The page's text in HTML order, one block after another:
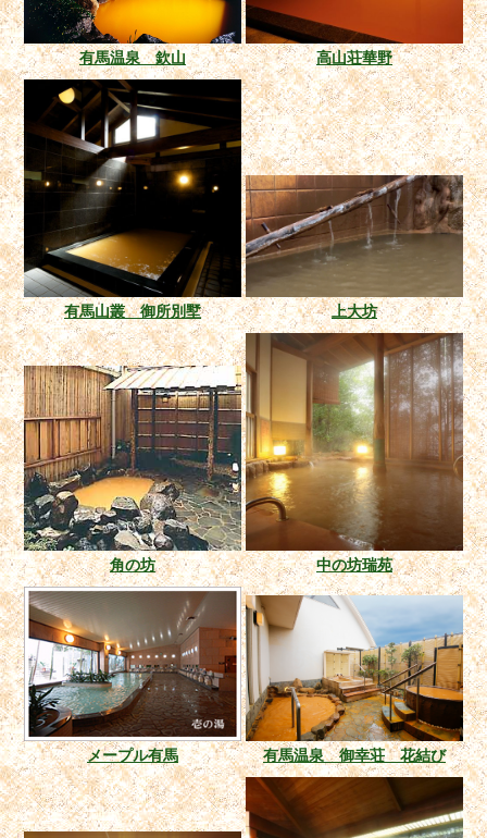
有馬温泉 欽山 高山荘華野
有馬山叢 御所別墅 上大坊
角の坊 中の坊瑞苑
メープル有馬 有馬温泉 御幸荘 花結び